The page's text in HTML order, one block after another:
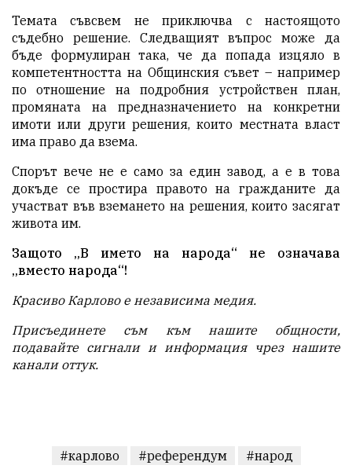
Темата съвсвем не приключва с настоящото
съдебно решение. Следващият въпрос може да
бъде формулиран така, че да попада изцяло в
компетентността на Общинския съвет – например
по отношение на подробния устройствен план,
промяната на предназначението на конкретни
имоти или други решения, които местната власт
има право да взема.
Спорът вече не е само за един завод, а е в това
докъде се простира правото на гражданите да
участват във вземането на решения, които засягат
живота им.
Защото „В името на народа“ не означава
„вместо народа“!
Красиво Карлово е независима медия.
Присъединете съм към нашите общности,
подавайте сигнали и информация чрез нашите
канали оттук.
#карлово #референдум #народ